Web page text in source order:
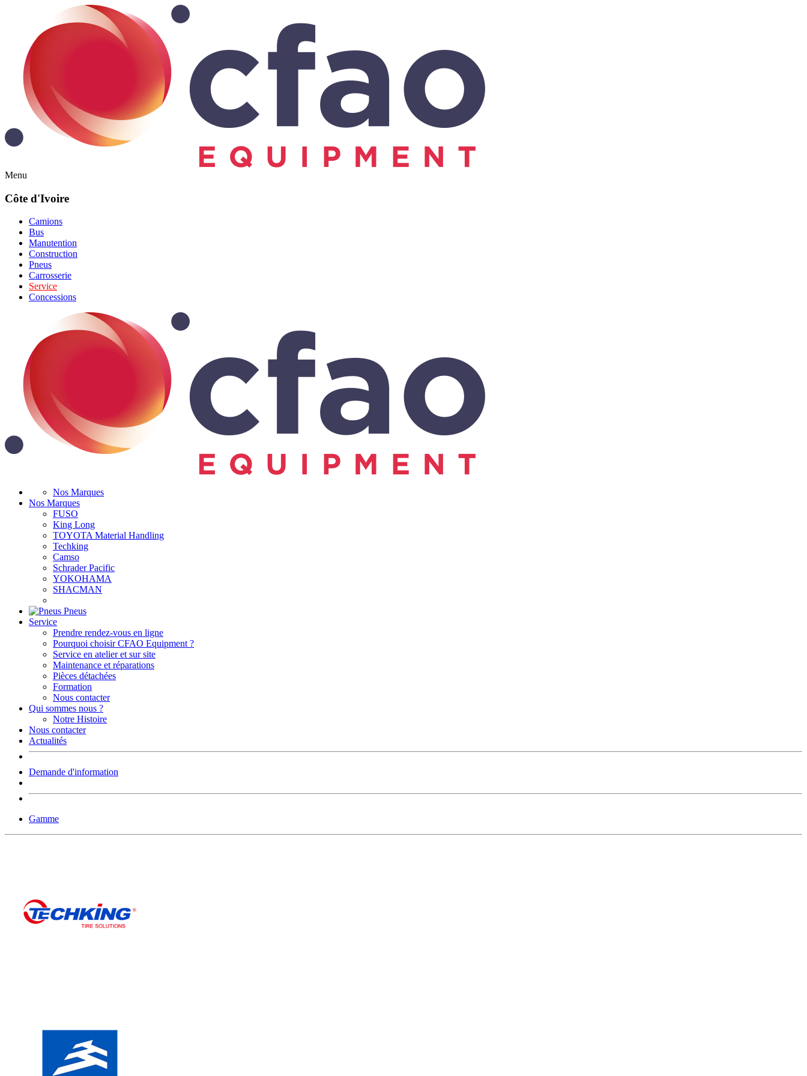
Menu
Côte d'Ivoire
Camions
Bus
Manutention
Construction
Pneus
Carrosserie
Service
Concessions
Nos Marques
Nos Marques
FUSO
King Long
TOYOTA Material Handling
Techking
Camso
Schrader Pacific
YOKOHAMA
SHACMAN
Pneus
Service
Prendre rendez-vous en ligne
Pourquoi choisir CFAO Equipment ?
Service en atelier et sur site
Maintenance et réparations
Pièces détachées
Formation
Nous contacter
Qui sommes nous ?
Notre Histoire
Nous contacter
Actualités
Demande d'information
Gamme